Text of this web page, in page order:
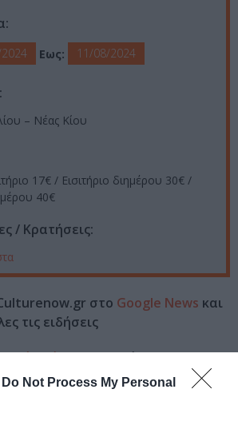
Do Not Process My Personal
Εως: 11/08/2024
– Νέας Κίου
17€ / Εισιτήριο διημέρου 30€ /
40€
/ Κρατήσεις:
στο Google News και
τις ειδήσεις
νέαγια την Τέχνη και τον